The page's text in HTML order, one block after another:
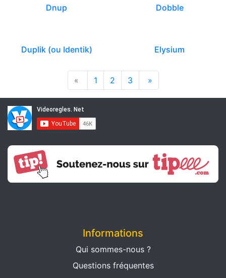
Dnup Dobble
Duplik (ou Identik) Elysium
« 1 2 3 »
Informations
Qui sommes-nous ?
Questions fréquentes